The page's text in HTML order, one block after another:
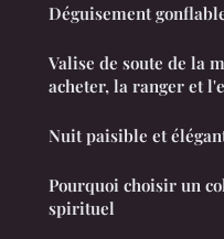
Déguisement
Valise de soute de la
acheter, la ranger et
Nuit paisible et
Pourquoi choisir un
spirituel